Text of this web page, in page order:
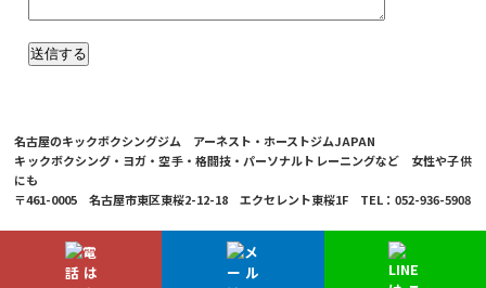
名古屋のキックボクシングジム アーネスト・ホーストジムJAPAN
キックボクシング・ヨガ・空手・格闘技・パーソナルトレーニングなど 女性や子供
にも
〒461-0005 名古屋市東区東桜2-12-18 エクセレント東桜1F TEL：052-936-5908
© 2026 Ernesto Hoost Gym Japan Co.,LTD.